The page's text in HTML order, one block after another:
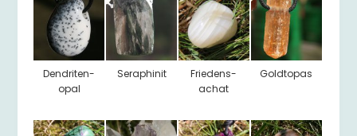
Dendriten-
opal
Seraphinit
Friedens-
achat
Goldtopas